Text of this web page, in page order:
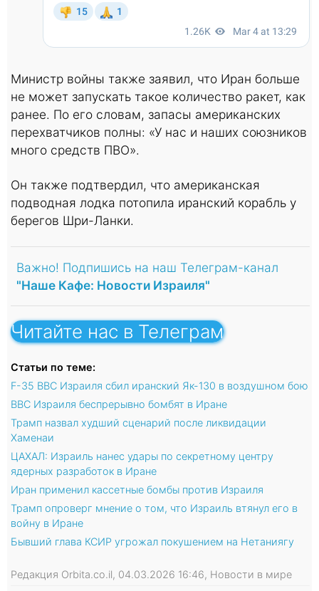
Министр войны также заявил, что Иран больше
не может запускать такое количество ракет, как
ранее. По его словам, запасы американских
перехватчиков полны: «У нас и наших союзников
много средств ПВО».
Он также подтвердил, что американская
подводная лодка потопила иранский корабль у
берегов Шри-Ланки.
Важно! Подпишись на наш Телеграм-канал
"Наше Кафе: Новости Израиля"
Читайте нас в Телеграм
Статьи по теме:
F-35 ВВС Израиля сбил иранский Як-130 в воздушном бою
ВВС Израиля беспрерывно бомбят в Иране
Трамп назвал худший сценарий после ликвидации
Хаменаи
ЦАХАЛ: Израиль нанес удары по секретному центру
ядерных разработок в Иране
Иран применил кассетные бомбы против Израиля
Трамп опроверг мнение о том, что Израиль втянул его в
войну в Иране
Бывший глава КСИР угрожал покушением на Нетаниягу
Редакция Orbita.co.il, 04.03.2026 16:46, Новости в мире